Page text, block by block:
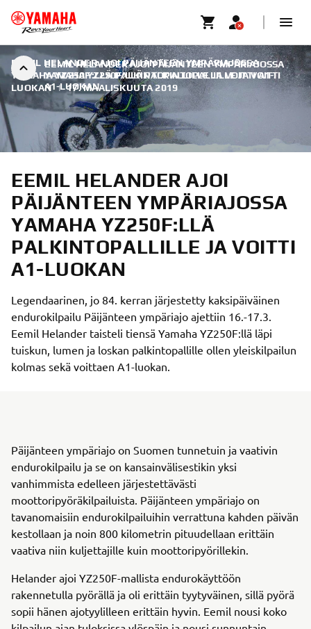
EEMIL HELANDER AJOI PÄIJÄNTEEN YMPÄRIAJOSSA
YAMAHA YZ250F:LLÄ PALKINTOPALLILLE JA VOITTI
A1-LUOKAN
EEMIL HELANDER AJOI PÄIJÄNTEEN YMPÄRIAJOSSA
YAMAHA YZ250F:LLÄ PALKINTOPALLILLE JA VOITTI A1-
LUOKAN | 17. MAALISKUUTA 2019
EEMIL HELANDER AJOI
PÄIJÄNTEEN YMPÄRIAJOSSA
YAMAHA YZ250F:LLÄ
PALKINTOPALLILLE JA VOITTI
A1-LUOKAN
Legendaarinen, jo 84. kerran järjestetty kaksipäiväinen
endurokilpailu Päijänteen ympäriajo ajettiin 16.-17.3.
Eemil Helander taisteli tiensä Yamaha YZ250F:llä läpi
tuiskun, lumen ja loskan palkintopallille ollen yleiskilpailun
kolmas sekä voittaen A1-luokan.
Päijänteen ympäriajo on Suomen tunnetuin ja vaativin
endurokilpailu ja se on kansainvälisestikin yksi
vanhimmista edelleen järjestettävästi
moottoripyöräkilpailuista. Päijänteen ympäriajo on
tavanomaisiin endurokilpailuihin verrattuna kahden päivän
kestollaan ja noin 800 kilometrin pituudellaan erittäin
vaativa niin kuljettajille kuin moottoripyörillekin.
Helander ajoi YZ250F-mallista endurokäyttöön
rakennetulla pyörällä ja oli erittäin tyytyväinen, sillä pyörä
sopii hänen ajotyylilleen erittäin hyvin. Eemil nousi koko